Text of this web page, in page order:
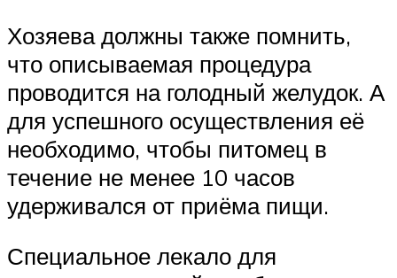
Хозяева должны также помнить,
что описываемая процедура
проводится на голодный желудок. А
для успешного осуществления её
необходимо, чтобы питомец в
течение не менее 10 часов
удерживался от приёма пищи.
Специальное лекало для